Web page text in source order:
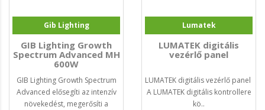
Gib Lighting
GIB Lighting Growth
Spectrum Advanced MH
600W
GIB Lighting Growth Spectrum
Advanced elősegíti az intenzív
növekedést, megerősíti a
Lumatek
LUMATEK digitális
vezérlő panel
LUMATEK digitális vezérlő panel
A LUMATEK digitális kontrollere
kö..